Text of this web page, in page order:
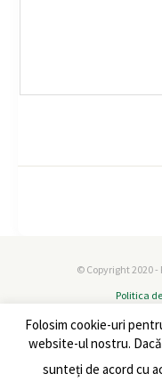
© Copyright 2020 -
Politica
Folosim cookie-uri
website-ul nostru.
sunteți de acord cu